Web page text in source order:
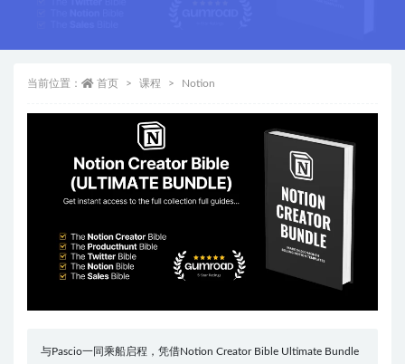
当前位置： 首页 课程 Notion
与Pascio一同乘船启程，凭借Notion Creator Bible Ultimate Bundle